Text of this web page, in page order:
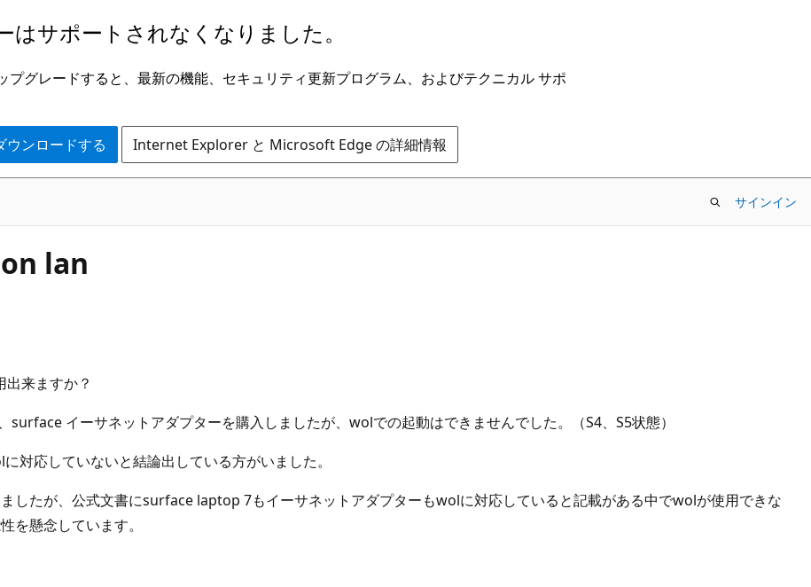
はサポートされなくなりました。
グレードすると、最新の機能、セキュリティ更新プログラム、およびテクニカル サポ
ンロードする Internet Explorer と Microsoft Edge の詳細情報
サインイン
lan
来ますか？
イーサネットアダプターを購入しましたが、wolでの起動はできませんでした。（S4、S5状態）
対応していないと結論出している方がいました。
したが、公式文書にsurface laptop 7もイーサネットアダプターもwolに対応していると記載がある中でwolが使用できな
懸念しています。